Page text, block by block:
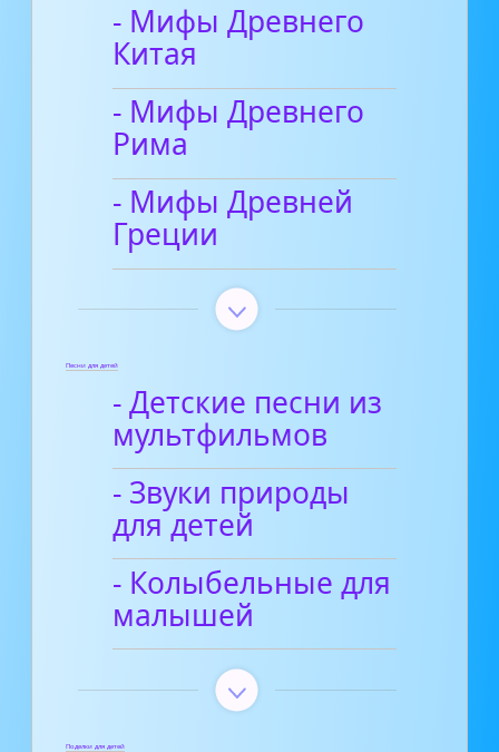
- Мифы Древнего
Китая
- Мифы Древнего
Рима
- Мифы Древней
Греции
Песни для детей
- Детские песни из
мультфильмов
- Звуки природы
для детей
- Колыбельные для
малышей
Поделки для детей